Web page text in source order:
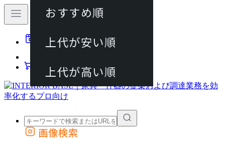
動画マニュアル
カート
外部サイトの商品をカートに追加
画像検索
おすすめ順
上代が安い順
上代が高い順